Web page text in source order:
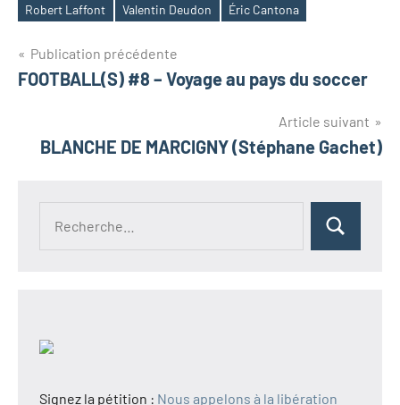
Robert Laffont Valentin Deudon Éric Cantona
Navigation
de
Publication précédente
FOOTBALL(S) #8 – Voyage au pays du soccer
Article suivant
BLANCHE DE MARCIGNY (Stéphane Gachet)
Rechercher
Signez la pétition : Nous appelons à la libération